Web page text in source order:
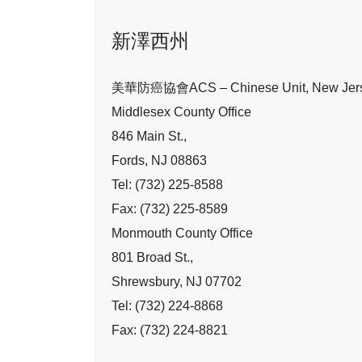
新澤西州
美華防癌協會ACS – Chinese Unit, New
Middlesex County Office
846 Main St.,
Fords, NJ 08863
Tel: (732) 225-8588
Fax: (732) 225-8589
Monmouth County Office
801 Broad St.,
Shrewsbury, NJ 07702
Tel: (732) 224-8868
Fax: (732) 224-8821